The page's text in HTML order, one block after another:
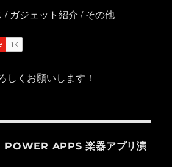
ガジェット紹介 / その他
しくお願いします！
POWER APPS 楽器アプリ演